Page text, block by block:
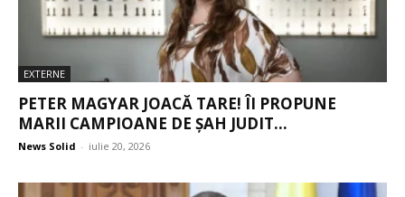
EXTERNE
PETER MAGYAR JOACĂ TARE! ÎI PROPUNE
MARII CAMPIOANE DE ȘAH JUDIT...
News Solid - iulie 20, 2026